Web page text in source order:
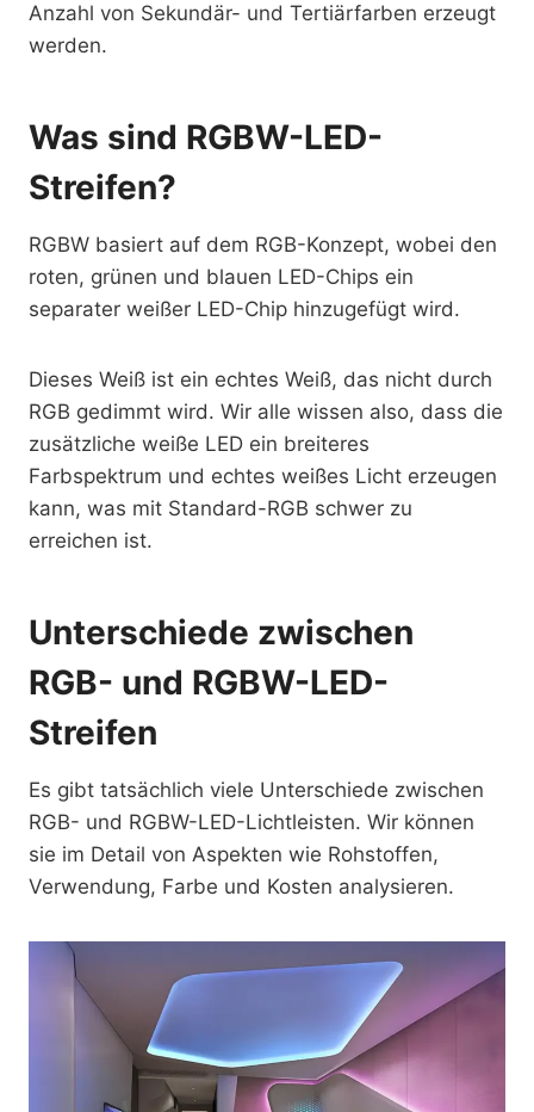
Anzahl von Sekundär- und Tertiärfarben erzeugt
werden.
Was sind RGBW-LED-
Streifen?
RGBW basiert auf dem RGB-Konzept, wobei den
roten, grünen und blauen LED-Chips ein
separater weißer LED-Chip hinzugefügt wird.
Dieses Weiß ist ein echtes Weiß, das nicht durch
RGB gedimmt wird. Wir alle wissen also, dass die
zusätzliche weiße LED ein breiteres
Farbspektrum und echtes weißes Licht erzeugen
kann, was mit Standard-RGB schwer zu
erreichen ist.
Unterschiede zwischen
RGB- und RGBW-LED-
Streifen
Es gibt tatsächlich viele Unterschiede zwischen
RGB- und RGBW-LED-Lichtleisten. Wir können
sie im Detail von Aspekten wie Rohstoffen,
Verwendung, Farbe und Kosten analysieren.